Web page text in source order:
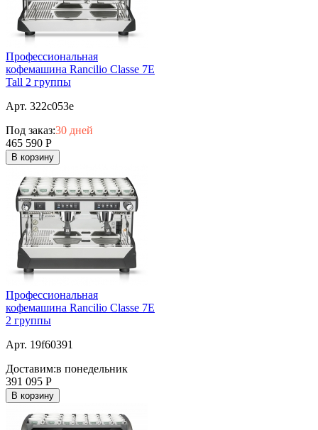
Профессиональная
кофемашина Rancilio Classe 7E
Tall 2 группы
Арт. 322c053e
Под заказ:30 дней
465 590 Р
В корзину
Профессиональная
кофемашина Rancilio Classe 7E
2 группы
Арт. 19f60391
Доставим:в понедельник
391 095 Р
В корзину